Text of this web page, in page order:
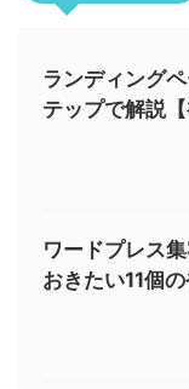
ランディング
テップで解説【
ワードプレス
おきたい11個